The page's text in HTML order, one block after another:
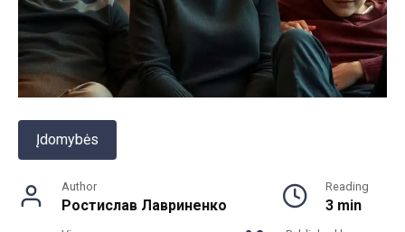
Įdomybės
Author
Ростислав Лавриненко
Reading
3 min